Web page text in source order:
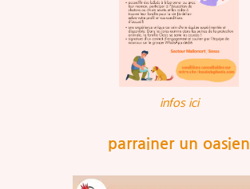
infos ici
parrainer un oasien